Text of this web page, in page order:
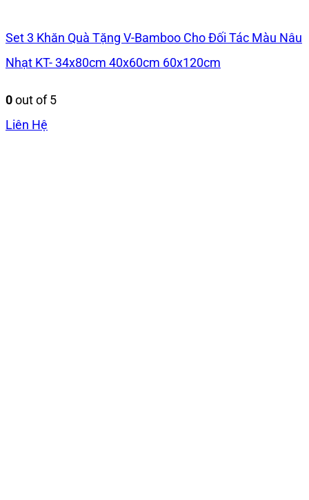
Set 3 Khăn Quà Tặng V-Bamboo Cho Đối Tác Màu Nâu
Nhạt KT- 34x80cm 40x60cm 60x120cm
0out of 5
Liên Hệ